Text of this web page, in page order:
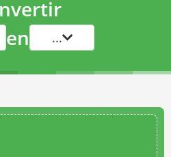
en ...